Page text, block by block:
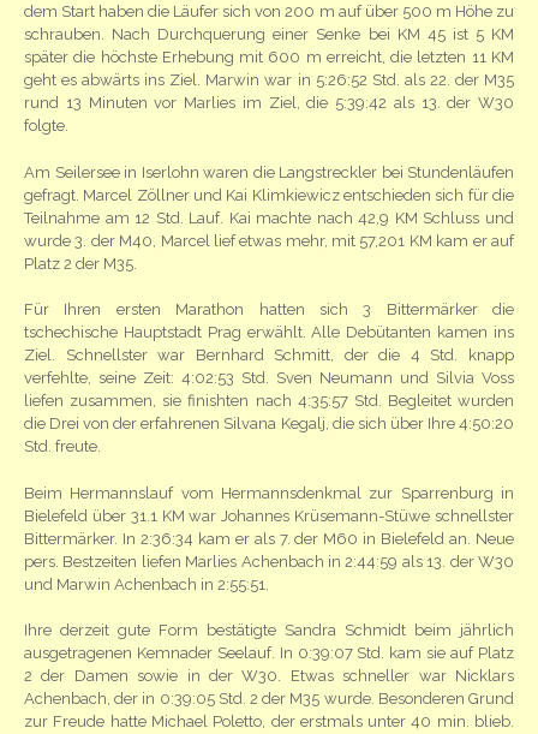
dem Start haben die Läufer sich von 200 m auf über 500 m Höhe zu
schrauben. Nach Durchquerung einer Senke bei KM 45 ist 5 KM
später die höchste Erhebung mit 600 m erreicht, die letzten 11 KM
geht es abwärts ins Ziel. Marwin war in 5:26:52 Std. als 22. der M35
rund 13 Minuten vor Marlies im Ziel, die 5:39:42 als 13. der W30
folgte.
Am Seilersee in Iserlohn waren die Langstreckler bei Stundenläufen
gefragt. Marcel Zöllner und Kai Klimkiewicz entschieden sich für die
Teilnahme am 12 Std. Lauf. Kai machte nach 42,9 KM Schluss und
wurde 3. der M40, Marcel lief etwas mehr, mit 57,201 KM kam er auf
Platz 2 der M35.
Für Ihren ersten Marathon hatten sich 3 Bittermärker die
tschechische Hauptstadt Prag erwählt. Alle Debütanten kamen ins
Ziel. Schnellster war Bernhard Schmitt, der die 4 Std. knapp
verfehlte, seine Zeit: 4:02:53 Std. Sven Neumann und Silvia Voss
liefen zusammen, sie finishten nach 4:35:57 Std. Begleitet wurden
die Drei von der erfahrenen Silvana Kegalj, die sich über Ihre 4:50:20
Std. freute.
Beim Hermannslauf vom Hermannsdenkmal zur Sparrenburg in
Bielefeld über 31.1 KM war Johannes Krüsemann-Stüwe schnellster
Bittermärker. In 2:36:34 kam er als 7. der M60 in Bielefeld an. Neue
pers. Bestzeiten liefen Marlies Achenbach in 2:44:59 als 13. der W30
und Marwin Achenbach in 2:55:51.
Ihre derzeit gute Form bestätigte Sandra Schmidt beim jährlich
ausgetragenen Kemnader Seelauf. In 0:39:07 Std. kam sie auf Platz
2 der Damen sowie in der W30. Etwas schneller war Nicklars
Achenbach, der in 0:39:05 Std. 2 der M35 wurde. Besonderen Grund
zur Freude hatte Michael Poletto, der erstmals unter 40 min. blieb.